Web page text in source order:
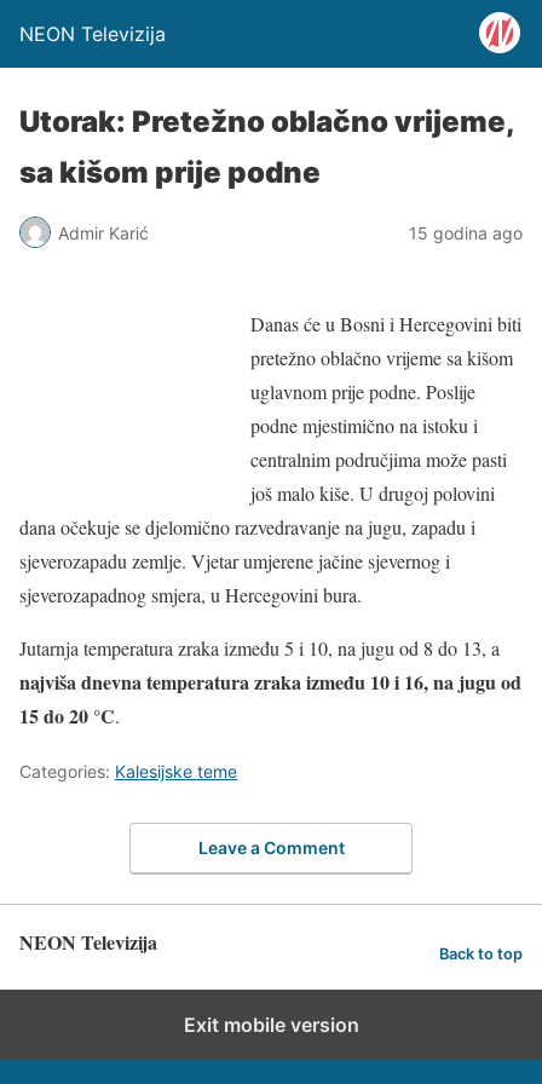
NEON Televizija
Utorak: Pretežno oblačno vrijeme,
sa kišom prije podne
Admir Karić 15 godina ago
Danas će u Bosni i Hercegovini biti
pretežno oblačno vrijeme sa kišom
uglavnom prije podne. Poslije
podne mjestimično na istoku i
centralnim područjima može pasti
još malo kiše. U drugoj polovini
dana očekuje se djelomično razvedravanje na jugu, zapadu i
sjeverozapadu zemlje. Vjetar umjerene jačine sjevernog i
sjeverozapadnog smjera, u Hercegovini bura.
Jutarnja temperatura zraka između 5 i 10, na jugu od 8 do 13, a
najviša dnevna temperatura zraka između 10 i 16, na jugu od
15 do 20 °C.
Categories: Kalesijske teme
Leave a Comment
NEON Televizija Back to top
Exit mobile version